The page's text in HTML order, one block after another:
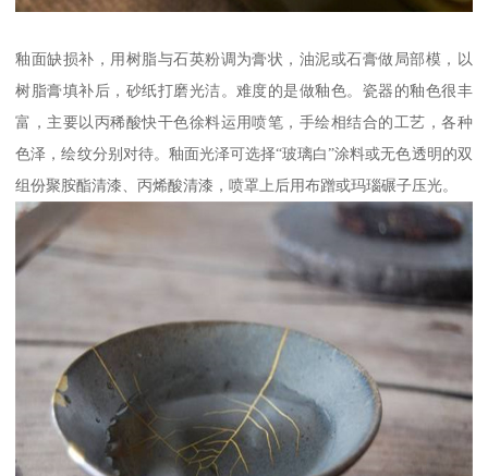
釉面缺损补，用树脂与石英粉调为膏状，油泥或石膏做局部模，以
树脂膏填补后，砂纸打磨光洁。难度的是做釉色。瓷器的釉色很丰
富，主要以丙稀酸快干色徐料运用喷笔，手绘相结合的工艺，各种
色泽，绘纹分别对待。釉面光泽可选择“玻璃白”涂料或无色透明的双
组份聚胺酯清漆、丙烯酸清漆，喷罩上后用布蹭或玛瑙碾子压光。